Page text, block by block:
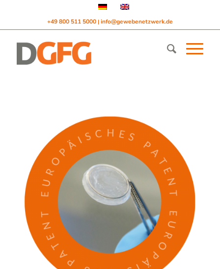
+49 800 511 5000 | info@gewebenetzwerk.de